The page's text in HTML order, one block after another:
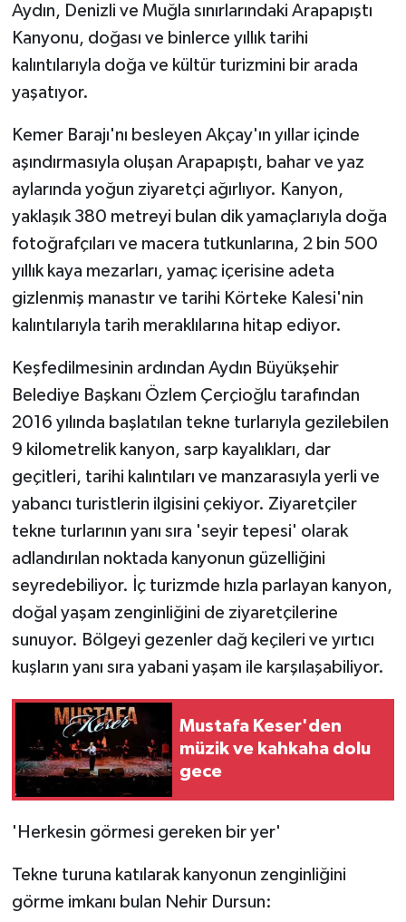
Aydın, Denizli ve Muğla sınırlarındaki Arapapıştı
Kanyonu, doğası ve binlerce yıllık tarihi
kalıntılarıyla doğa ve kültür turizmini bir arada
yaşatıyor.
Kemer Barajı'nı besleyen Akçay'ın yıllar içinde
aşındırmasıyla oluşan Arapapıştı, bahar ve yaz
aylarında yoğun ziyaretçi ağırlıyor. Kanyon,
yaklaşık 380 metreyi bulan dik yamaçlarıyla doğa
fotoğrafçıları ve macera tutkunlarına, 2 bin 500
yıllık kaya mezarları, yamaç içerisine adeta
gizlenmiş manastır ve tarihi Körteke Kalesi'nin
kalıntılarıyla tarih meraklılarına hitap ediyor.
Keşfedilmesinin ardından Aydın Büyükşehir
Belediye Başkanı Özlem Çerçioğlu tarafından
2016 yılında başlatılan tekne turlarıyla gezilebilen
9 kilometrelik kanyon, sarp kayalıkları, dar
geçitleri, tarihi kalıntıları ve manzarasıyla yerli ve
yabancı turistlerin ilgisini çekiyor. Ziyaretçiler
tekne turlarının yanı sıra 'seyir tepesi' olarak
adlandırılan noktada kanyonun güzelliğini
seyredebiliyor. İç turizmde hızla parlayan kanyon,
doğal yaşam zenginliğini de ziyaretçilerine
sunuyor. Bölgeyi gezenler dağ keçileri ve yırtıcı
kuşların yanı sıra yabani yaşam ile karşılaşabiliyor.
Mustafa Keser'den
müzik ve kahkaha dolu
gece
'Herkesin görmesi gereken bir yer'
Tekne turuna katılarak kanyonun zenginliğini
görme imkanı bulan Nehir Dursun:
Gayrimenkul
GENEL
Güvenlik
HABERDE İNSAN
İNSAN
İş Dünyası
Kadın
KÜLTÜR SANAT
MAGAZİN
Otomobil
POLİTİKA
Sağlık
SİYASET
SPOR HABERLERİ
TEKNOLOJİ
YAŞAM